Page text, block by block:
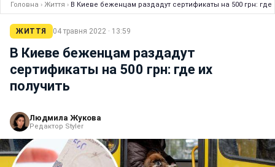
Головна › Життя › В Киеве беженцам раздадут сертификаты на 500 грн: где
ЖИТТЯ 04 травня 2022 · 13:59
В Киеве беженцам раздадут
сертификаты на 500 грн: где их
получить
Людмила Жукова
Редактор Styler